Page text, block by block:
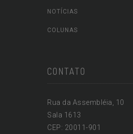
NOTÍCIAS
COLUNAS
CONTATO
Rua da Assembléia, 10
Sala 1613
CEP: 20011-901